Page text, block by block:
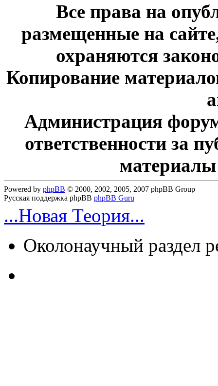
Все права на
размещенные на
охраняются
Копирование
Администрация
ответственности за
Powered by phpBB © 2000, 2002, 2005, 2007 phpBB Group
Русская поддержка phpBB phpBB Guru
...Новая Теория...
Околонаучный раздел